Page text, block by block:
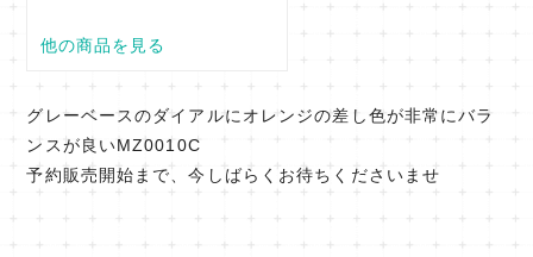
グレーベースのダイアルにオレンジの差し色が非常にバラ
ンスが良いMZ0010C
予約販売開始まで、今しばらくお待ちくださいませ